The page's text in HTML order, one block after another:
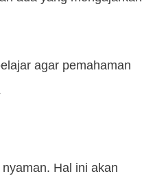
agar pemahaman
Hal ini akan